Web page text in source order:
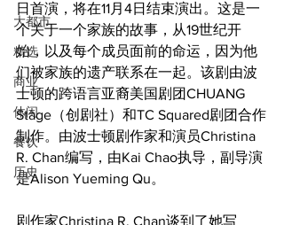
大都市
精选
商业
休闲
餐饮
历史
日首演，将在11月4日结束演出。这是一
个关于一个家族的故事，从19世纪开
始，以及每个成员面前的命运，因为他
们被家族的遗产联系在一起。该剧由波
士顿的跨语言亚裔美国剧团CHUANG
Stage（创剧社）和TC Squared剧团合作
制作。由波士顿剧作家和演员Christina
R. Chan编写，由Kai Chao执导，副导演
是Alison Yueming Qu。
剧作家Christina R. Chan谈到了她写